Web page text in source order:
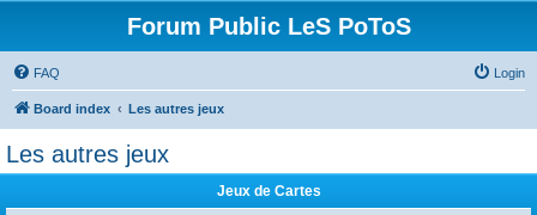
Forum Public LeS PoToS
FAQ Login
Board index Les autres jeux
Les autres jeux
Jeux de Cartes